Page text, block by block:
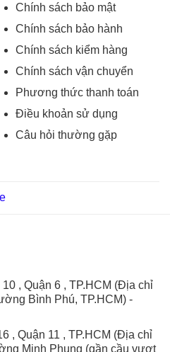
Chính sách bảo mật
Chính sách bảo hành
Chính sách kiểm hàng
Chính sách vận chuyển
Phương thức thanh toán
Điều khoản sử dụng
Câu hỏi thường gặp
, Quận 6 , TP.HCM (Địa chỉ
Bình Phú, TP.HCM) -
, Quận 11 , TP.HCM (Địa chỉ
Minh Phụng (gần cầu vượt